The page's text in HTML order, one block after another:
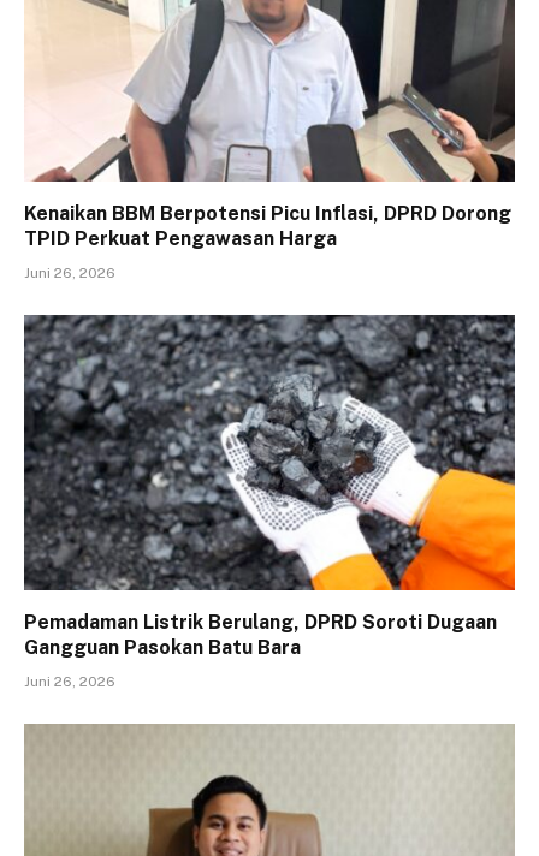
Kenaikan BBM Berpotensi Picu Inflasi, DPRD Dorong
TPID Perkuat Pengawasan Harga
Juni 26, 2026
Pemadaman Listrik Berulang, DPRD Soroti Dugaan
Gangguan Pasokan Batu Bara
Juni 26, 2026